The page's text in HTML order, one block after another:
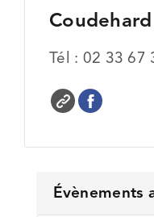
Coudehard
Tél : 02 33 67
Évènements